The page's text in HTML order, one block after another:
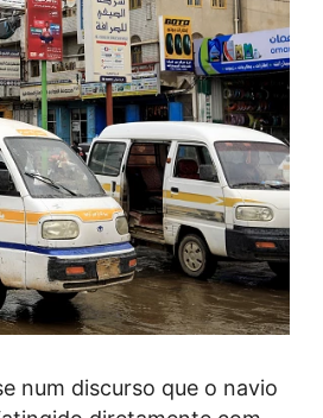
num discurso que o navio